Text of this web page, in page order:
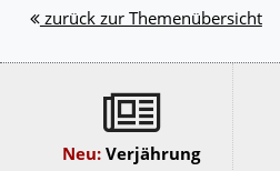
zurück zur Themenübersicht
Neu:Verjährung